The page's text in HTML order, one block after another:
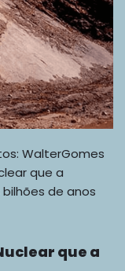
WalterGomes
que a
de anos
que a